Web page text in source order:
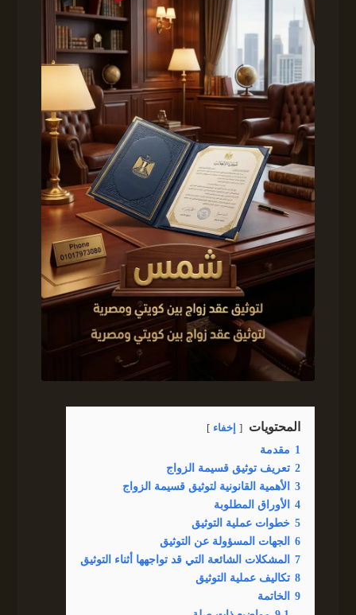
المحتويات إخفاء
1 مقدمة
2 تعريف توثيق قسيمة الزواج
3
الأهمية القانونية لتوثيق قسيمة الزواج
4
الأوراق المطلوبة
5 خطوات عملية التوثيق
6
الجهات المسؤولة عن التوثيق
7
المشكلات الشائعة التي قد تواجهها أثناء التوثيق
8 تكاليف عملية التوثيق
9
الخاتمة